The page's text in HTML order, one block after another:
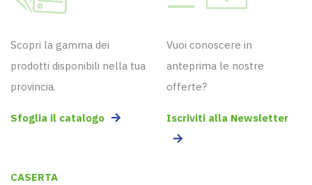
Scopri la gamma dei
prodotti disponibili nella tua
provincia.
Sfoglia il catalogo
Vuoi conoscere in
anteprima le nostre
offerte?
Iscriviti alla Newsletter
CASERTA